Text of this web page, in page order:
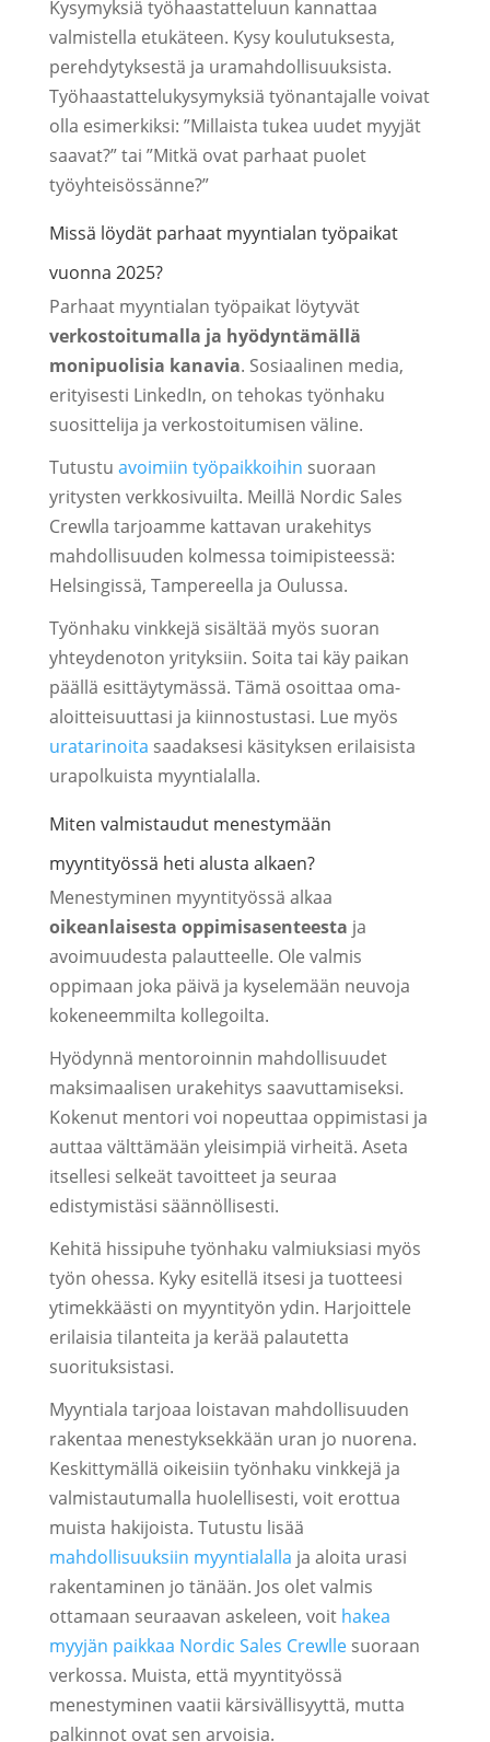
Kysymyksiä työhaastatteluun kannattaa
valmistella etukäteen. Kysy koulutuksesta,
perehdytyksestä ja uramahdollisuuksista.
Työhaastattelukysymyksiä työnantajalle voivat
olla esimerkiksi: ”Millaista tukea uudet myyjät
saavat?” tai ”Mitkä ovat parhaat puolet
työyhteisössänne?”
Missä löydät parhaat myyntialan työpaikat
vuonna 2025?
Parhaat myyntialan työpaikat löytyvät
verkostoitumalla ja hyödyntämällä
monipuolisia kanavia. Sosiaalinen media,
erityisesti LinkedIn, on tehokas työnhaku
suosittelija ja verkostoitumisen väline.
Tutustu avoimiin työpaikkoihin suoraan
yritysten verkkosivuilta. Meillä Nordic Sales
Crewlla tarjoamme kattavan urakehitys
mahdollisuuden kolmessa toimipisteessä:
Helsingissä, Tampereella ja Oulussa.
Työnhaku vinkkejä sisältää myös suoran
yhteydenoton yrityksiin. Soita tai käy paikan
päällä esittäytymässä. Tämä osoittaa oma-
aloitteisuuttasi ja kiinnostustasi. Lue myös
uratarinoita saadaksesi käsityksen erilaisista
urapolkuista myyntialalla.
Miten valmistaudut menestymään
myyntityössä heti alusta alkaen?
Menestyminen myyntityössä alkaa
oikeanlaisesta oppimisasenteesta ja
avoimuudesta palautteelle. Ole valmis
oppimaan joka päivä ja kyselemään neuvoja
kokeneemmilta kollegoilta.
Hyödynnä mentoroinnin mahdollisuudet
maksimaalisen urakehitys saavuttamiseksi.
Kokenut mentori voi nopeuttaa oppimistasi ja
auttaa välttämään yleisimpiä virheitä. Aseta
itsellesi selkeät tavoitteet ja seuraa
edistymistäsi säännöllisesti.
Kehitä hissipuhe työnhaku valmiuksiasi myös
työn ohessa. Kyky esitellä itsesi ja tuotteesi
ytimekkäästi on myyntityön ydin. Harjoittele
erilaisia tilanteita ja kerää palautetta
suorituksistasi.
Myyntiala tarjoaa loistavan mahdollisuuden
rakentaa menestyksekkään uran jo nuorena.
Keskittymällä oikeisiin työnhaku vinkkejä ja
valmistautumalla huolellisesti, voit erottua
muista hakijoista. Tutustu lisää
mahdollisuuksiin myyntialalla ja aloita urasi
rakentaminen jo tänään. Jos olet valmis
ottamaan seuraavan askeleen, voit hakea
myyjän paikkaa Nordic Sales Crewllesuoraan
verkossa. Muista, että myyntityössä
menestyminen vaatii kärsivällisyyttä, mutta
palkinnot ovat sen arvoisia.